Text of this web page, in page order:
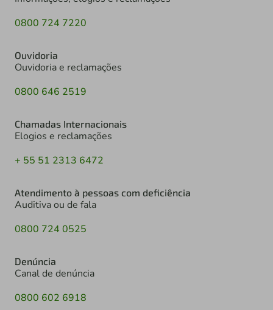
0800 724 7220
Ouvidoria
Ouvidoria e reclamações
0800 646 2519
Chamadas Internacionais
Elogios e reclamações
+ 55 51 2313 6472
Atendimento à pessoas com deficiência
Auditiva ou de fala
0800 724 0525
Denúncia
Canal de denúncia
0800 602 6918